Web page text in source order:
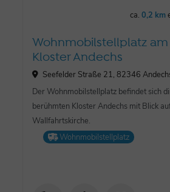
ca.0,2 km
Wohnmobilstellplatz am
Kloster Andechs
Seefelder Straße 21, 82346
Der Wohnmobilstellplatz befindet sich
berühmten Kloster Andechs mit Blick
Wallfahrtskirche.
Wohnmobilstellplatz